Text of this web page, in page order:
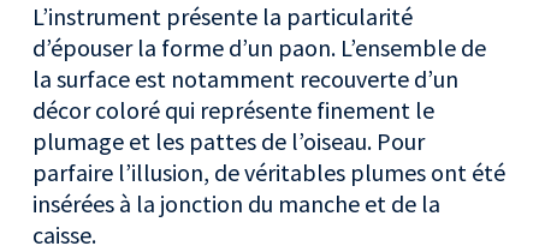
L’instrument présente la particularité
d’épouser la forme d’un paon. L’ensemble de
la surface est notamment recouverte d’un
décor coloré qui représente finement le
plumage et les pattes de l’oiseau. Pour
parfaire l’illusion, de véritables plumes ont été
insérées à la jonction du manche et de la
caisse.